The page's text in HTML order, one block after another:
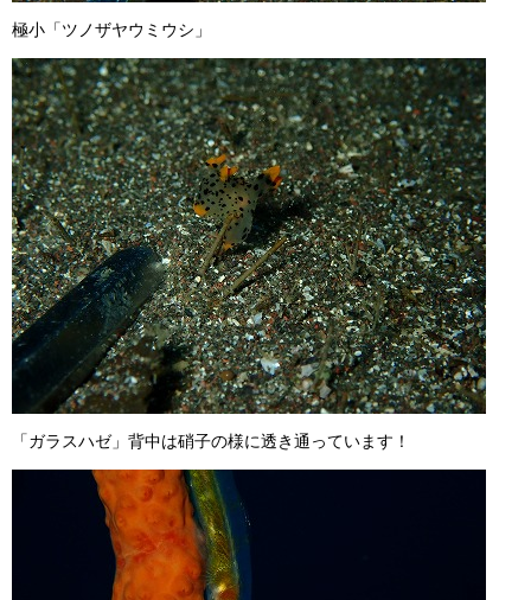
極小「ツノザヤウミウシ」
「ガラスハゼ」背中は硝子の様に透き通っています！